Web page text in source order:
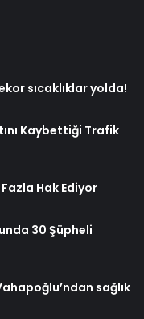
sıcaklıklar yolda!
Kaybettiği Trafik
Hak Ediyor
30 Şüpheli
sağlık